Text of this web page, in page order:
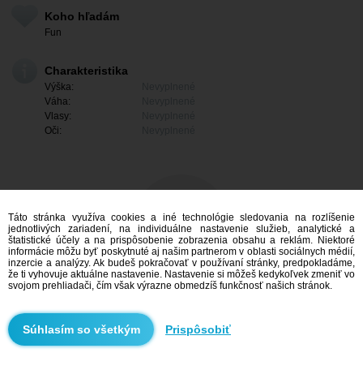
Koho hľadám
Fun
Charakteristika
Výška:
Váha:
Vlasy:
Oči:
Mám záujem
Vyhľadávanie
Táto stránka využíva cookies a iné technológie sledovania na rozlíšenie
jednotlivých zariadení, na individuálne nastavenie služieb, analytické a
štatistické účely a na prispôsobenie zobrazenia obsahu a reklám. Niektoré
informácie môžu byť poskytnuté aj našim partnerom v oblasti sociálnych médií,
inzercie a analýzy. Ak budeš pokračovať v používaní stránky, predpokladáme,
že ti vyhovuje aktuálne nastavenie. Nastavenie si môžeš kedykoľvek zmeniť vo
svojom prehliadači, čím však výrazne obmedzíš funkčnosť našich stránok.
Prispôsobiť